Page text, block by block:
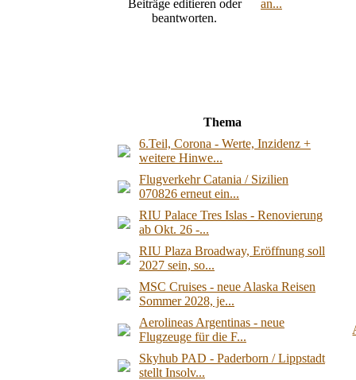
an...
Thema
6.Teil, Corona - Werte, Inzidenz +
weitere Hinwe...
Flugverkehr Catania / Sizilien
070826 erneut ein...
RIU Palace Tres Islas - Renovierung
ab Okt. 26 -...
RIU Plaza Broadway, Eröffnung soll
2027 sein, so...
MSC Cruises - neue Alaska Reisen
Sommer 2028, je...
Aerolineas Argentinas - neue
Flugzeuge für die F...
Skyhub PAD - Paderborn / Lippstadt
stellt Insolv...